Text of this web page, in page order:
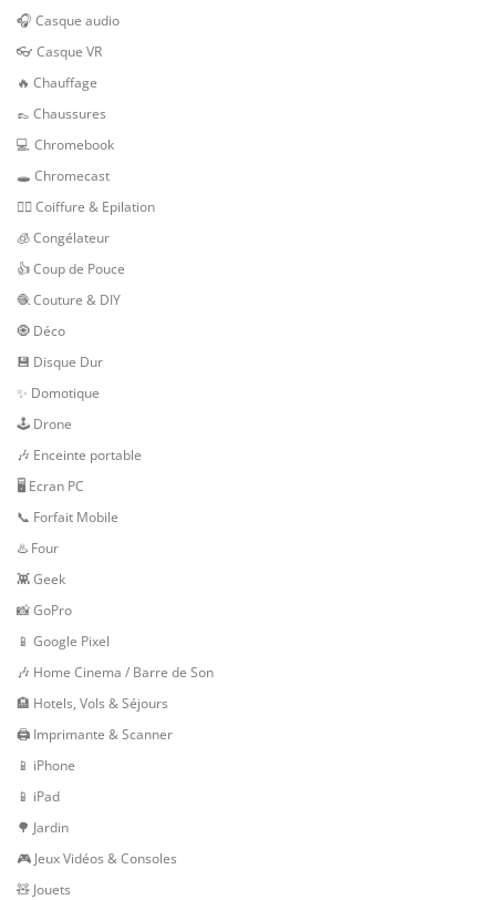
🎧 Casque audio
👓 Casque VR
🔥 Chauffage
👞 Chaussures
💻 Chromebook
🕳 Chromecast
💇‍♀️ Coiffure & Epilation
🧊 Congélateur
👍 Coup de Pouce
🧶 Couture & DIY
🧿 Déco
💾 Disque Dur
✨ Domotique
🕹 Drone
🎶 Enceinte portable
🖥️ Ecran PC
📞 Forfait Mobile
♨️ Four
👾 Geek
📸 GoPro
📱 Google Pixel
🎶 Home Cinema / Barre de Son
🏨 Hotels, Vols & Séjours
🖨 Imprimante & Scanner
📱 iPhone
📱 iPad
🌳 Jardin
🎮 Jeux Vidéos & Consoles
🧸 Jouets